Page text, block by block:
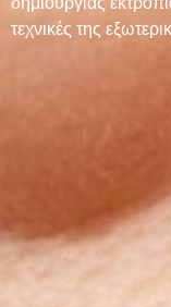
τεχνικές της